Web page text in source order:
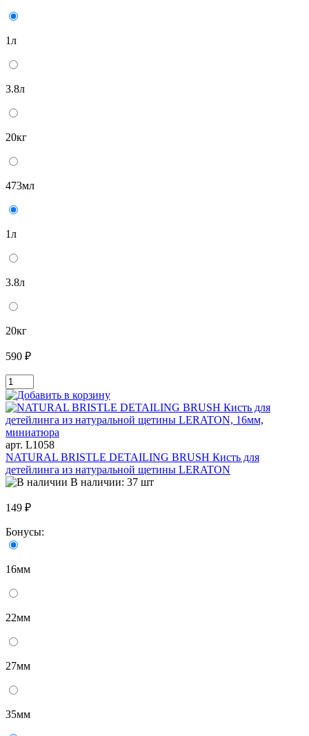
1л
3.8л
20кг
473мл
1л
3.8л
20кг
590 ₽
арт. L1058
NATURAL BRISTLE DETAILING BRUSH Кисть для
детейлинга из натуральной щетины LERATON
В наличии: 37 шт
149 ₽
Бонусы:
16мм
22мм
27мм
35мм